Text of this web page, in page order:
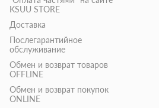
KSUU STORE
Доставка
Послегарантийное
обслуживание
Обмен и возврат товаров
OFFLINE
Обмен и возврат покупок
ONLINE